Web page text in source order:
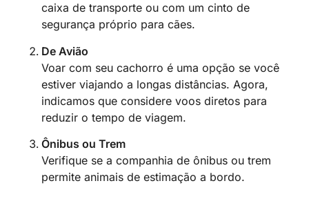
caixa de transporte ou com um cinto de
segurança próprio para cães.
De Avião
Voar com seu cachorro é uma opção se você
estiver viajando a longas distâncias. Agora,
indicamos que considere voos diretos para
reduzir o tempo de viagem.
Ônibus ou Trem
Verifique se a companhia de ônibus ou trem
permite animais de estimação a bordo.